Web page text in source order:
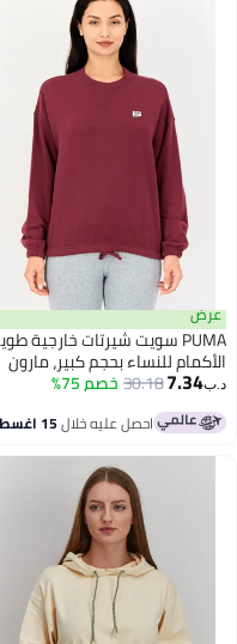
PUMA سويت شيرتات خارجية طويلة
للنساء بحجم كبير، مارون
30.18خصم 75%
احصل عليه خلال15 اغسطس